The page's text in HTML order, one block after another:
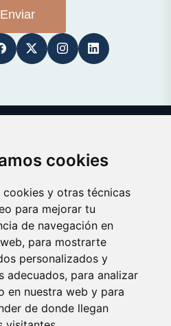
cookies
cookies y otras técnicas
para mejorar tu
de navegación en
para mostrarte
personalizados y
adecuados, para analizar
en nuestra web y para
de donde llegan
Enviar